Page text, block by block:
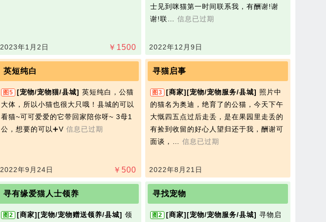
￥ 1500
2023年1月2日
士见到咪猫第一时间联系我，有酬谢!谢
谢!联… 信息已过期
2022年12月9日
英短纯白
图5 [宠物/宠物猫/县城] 英短纯白，公猫
大体，所以小猫也很大只哦！县城的可以
看猫~可可爱爱的它带回家陪你呀~ 3母1
公，想要的可以➕V 信息已过期
￥ 500
2022年9月24日
寻猫启事
图3 [商家][宠物/宠物服务/县城] 照片中
的猫名为奥迪，绝育了的公猫，今天下午
大慨四五点过后走丢，是在果园里走丢的
有捡到收留的好心人望归还于我，酬谢可
面谈，… 信息已过期
2022年8月21日
寻有缘爱猫人士领养
图2 [商家][宠物/宠物赠送领养/县城] 领
寻找宠物
图2 [商家][宠物/宠物服务/县城] 寻物启